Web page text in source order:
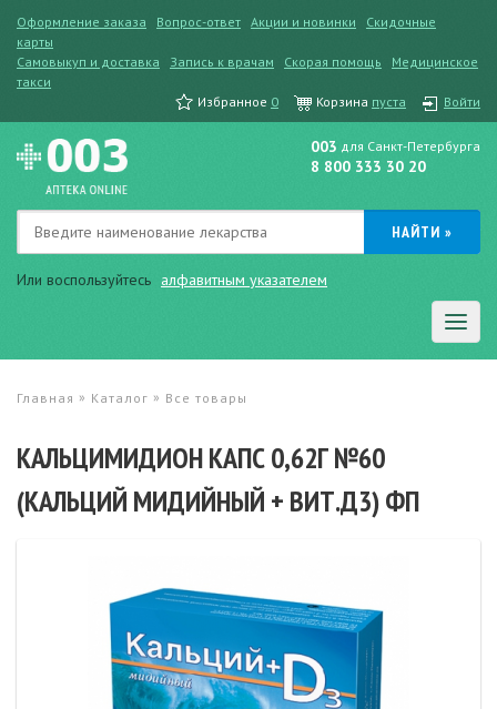
Оформление заказа Вопрос-ответ Акции и новинки
Скидочные
карты
Самовыкуп и доставка
Запись к врачам Скорая помощь
Медицинское
такси
Избранное 0 Корзина пуста Войти
Или воспользуйтесь алфавитным указателем
003 для Санкт-Петербурга
8 800 333 30 20
Главная » Каталог » Все товары
КАЛЬЦИМИДИОН КАПС 0,62Г №60
(КАЛЬЦИЙ МИДИЙНЫЙ + ВИТ.Д3) ФП